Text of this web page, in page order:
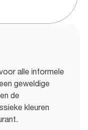
alle informele
geweldige
de
kleuren